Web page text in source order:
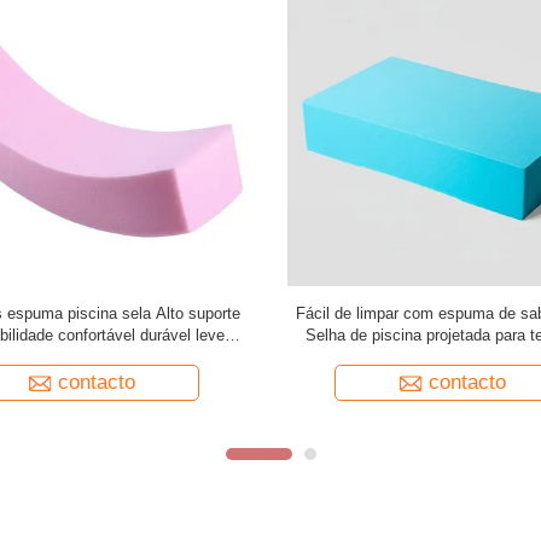
Com Sabão Suave Selim de
Espuma Projetado Com Alta
de Treino na Piscina
contacto
24 X 18 X 6 polegadas espuma
densidade de sela espuma
suporte material durável
contacto